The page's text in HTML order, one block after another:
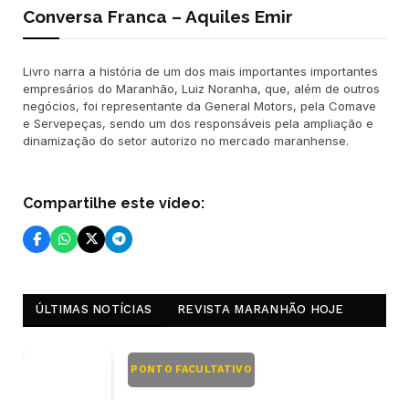
Conversa Franca – Aquiles Emir
Livro narra a história de um dos mais importantes importantes
empresários do Maranhão, Luiz Noranha, que, além de outros
negócios, foi representante da General Motors, pela Comave
e Servepeças, sendo um dos responsáveis pela ampliação e
dinamização do setor autorizo no mercado maranhense.
Compartilhe este vídeo:
ÚLTIMAS NOTÍCIAS REVISTA MARANHÃO HOJE
PONTO FACULTATIVO